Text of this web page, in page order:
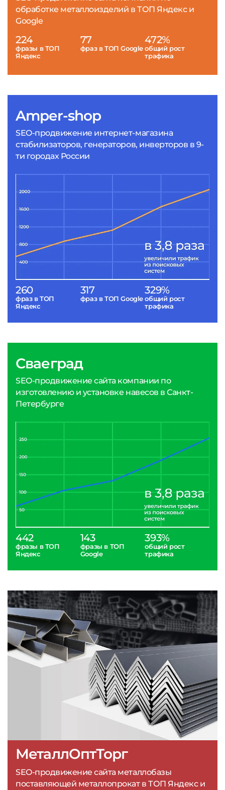
Amper-shop
SEO-продвижение интернет-магазина
стабилизаторов, генераторов, инверторов в 9-
ти городах России
260
фраз в ТОП
Яндекс
317
фраз в ТОП Google
329%
общий рост
трафика
МеталлОптТорг
SEO-продвижение сайта металлобазы
поставляющей металлопрокат в ТОП Яндекс и
обработке металлоизделий в ТОП Яндекс и
Google
224
фразы в ТОП
Яндекс
77
фраз в ТОП Google
472%
общий рост
трафика
Сваеград
SEO-продвижение сайта компании по
изготовлению и установке навесов в Санкт-
Петербурге
442
фразы в ТОП
Яндекс
143
фразы в ТОП
Google
393%
общий рост
трафика